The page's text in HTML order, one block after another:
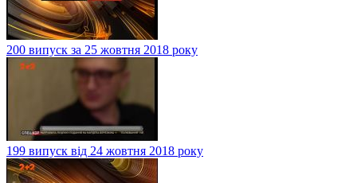
200 випуск за 25 жовтня 2018 року
199 випуск від 24 жовтня 2018 року